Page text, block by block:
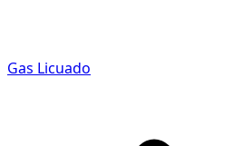
Gas Licuado